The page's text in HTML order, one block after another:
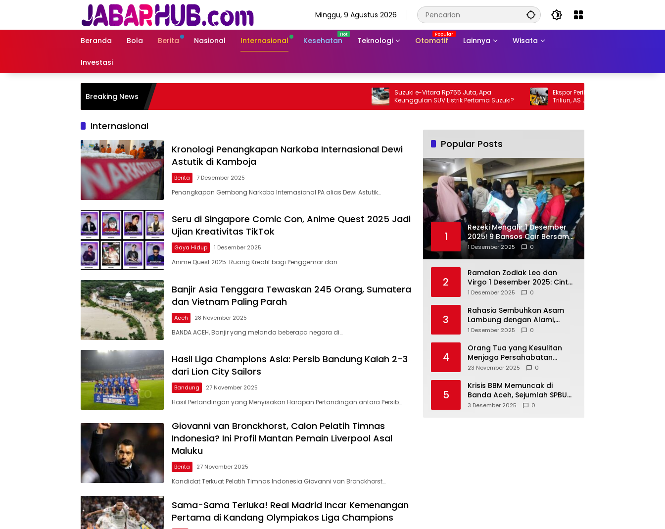
Minggu, 9 Agustus 2026
Beranda Bola Berita Nasional Internasional Kesehatan Teknologi Otomotif Lainnya Wisata
Investasi
Breaking News
Suzuki e-Vitara Rp755 Juta, Apa
Keunggulan SUV Listrik Pertama Suzuki?
Ekspor Perikanan 2025 Tembus Rp105
Triliun, AS Jadi Pasar Utama
Internasional
Kronologi Penangkapan Narkoba Internasional Dewi
Astutik di Kamboja
Berita 7 Desember 2025
Penangkapan Gembong Narkoba Internasional PA alias Dewi Astutik…
Seru di Singapore Comic Con, Anime Quest 2025 Jadi
Ujian Kreativitas TikTok
Gaya Hidup 1 Desember 2025
Anime Quest 2025: Ruang Kreatif bagi Penggemar dan…
Banjir Asia Tenggara Tewaskan 245 Orang, Sumatera
dan Vietnam Paling Parah
Aceh 28 November 2025
BANDA ACEH, Banjir yang melanda beberapa negara di…
Hasil Liga Champions Asia: Persib Bandung Kalah 2-3
dari Lion City Sailors
Bandung 27 November 2025
Hasil Pertandingan yang Menyisakan Harapan Pertandingan antara Persib…
Giovanni van Bronckhorst, Calon Pelatih Timnas
Indonesia? Ini Profil Mantan Pemain Liverpool Asal
Maluku
Berita 27 November 2025
Kandidat Terkuat Pelatih Timnas Indonesia Giovanni van Bronckhorst…
Sama-Sama Terluka! Real Madrid Incar Kemenangan
Pertama di Kandang Olympiakos Liga Champions
Popular Posts
1
Rezeki Mengalir 1 Desember
2025! 9 Bansos Cair Bersama:
PKH, BPNT, dan KKS Mandiri
Double
1 Desember 2025 0
2
Ramalan Zodiak Leo dan
Virgo 1 Desember 2025: Cinta,
Karir, Kesehatan, dan
1 Desember 2025 0
3
Rahasia Sembuhkan Asam
Lambung dengan Alami,
Nomor 4 Disalahpahami
1 Desember 2025 0
4
Orang Tua yang Kesulitan
Menjaga Persahabatan
Biasanya Lakukan 8 Hal Ini
23 November 2025 0
5
Krisis BBM Memuncak di
Banda Aceh, Sejumlah SPBU
Tutup Total
3 Desember 2025 0